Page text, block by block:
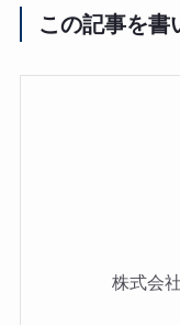
この記事を書
株式会